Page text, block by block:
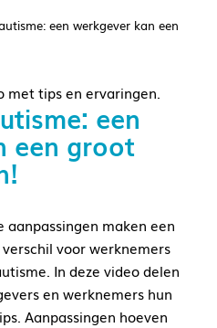
een werkgever kan een
met tips en ervaringen.
een
een groot
aanpassingen maken een
voor werknemers
In deze video delen
en werknemers hun
Aanpassingen hoeven